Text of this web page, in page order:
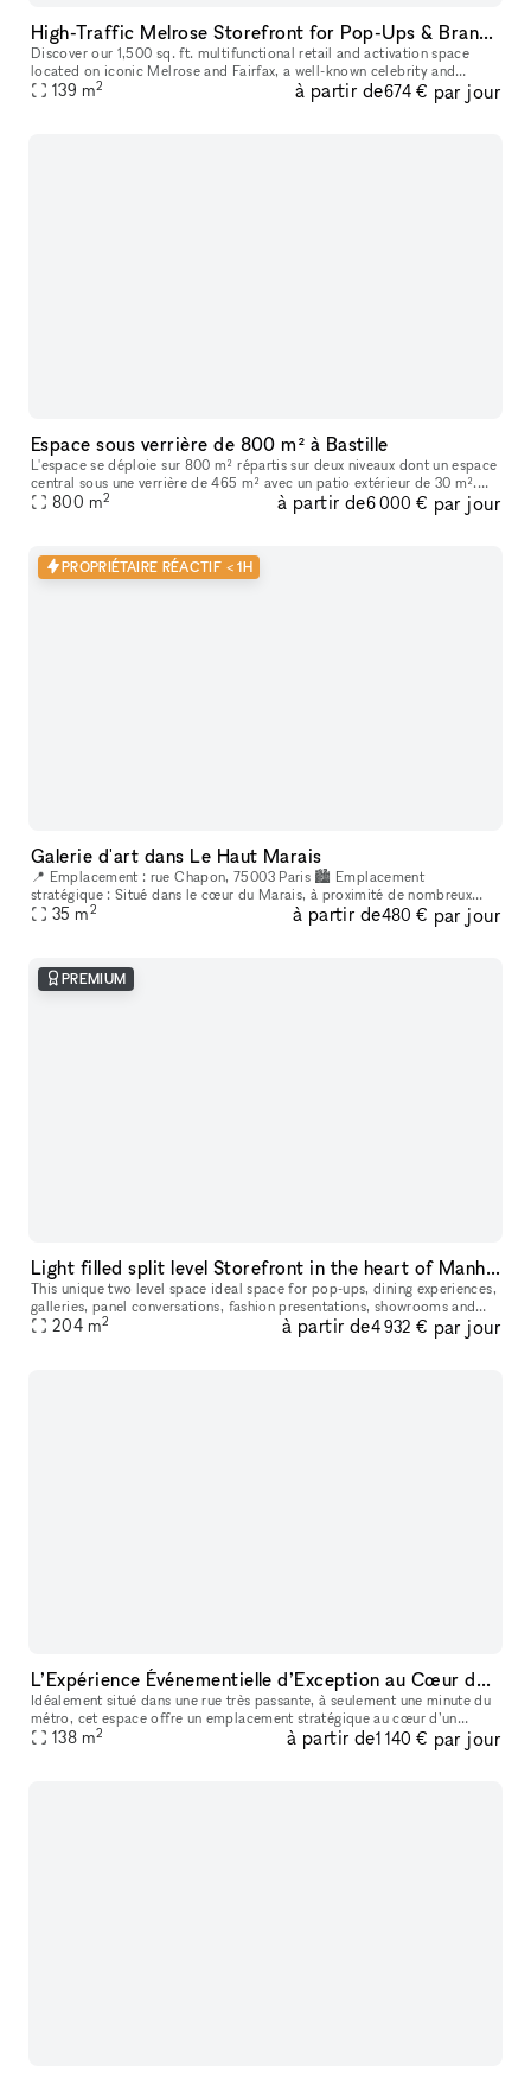
High-Traffic Melrose Storefront for Pop-Ups & Brand Activations
Discover our 1,500 sq. ft. multifunctional retail and activation space
located on iconic Melrose and Fairfax, a well-known celebrity and
cultural hotspot in Los Angeles. Surrounded by luxury brands
139 m2 à partir de674 € par jour
Espace sous verrière de 800 m² à Bastille
L'espace se déploie sur 800 m² répartis sur deux niveaux dont un espace
central sous une verrière de 465 m² avec un patio extérieur de 30 m².
Vous trouverez en pièce jointe une présentation détaillée
800 m2 à partir de6 000 € par jour
PROPRIÉTAIRE RÉACTIF < 1H
Galerie d'art dans Le Haut Marais
📍 Emplacement : rue Chapon, 75003 Paris 🏙 Emplacement
stratégique : Situé dans le cœur du Marais, à proximité de nombreux
lieux culturels et artistiques. Un espace créatif indépendant, situé au
35 m2 à partir de480 € par jour
PREMIUM
Light filled split level Storefront in the heart of Manhattan (with high ceilings and multiple rooms)
This unique two level space ideal space for pop-ups, dining experiences,
galleries, panel conversations, fashion presentations, showrooms and
more. With a total ceiling height of 26' the two story s
204 m2 à partir de4 932 € par jour
L’Expérience Événementielle d’Exception au Cœur de Bastille
Idéalement situé dans une rue très passante, à seulement une minute du
métro, cet espace offre un emplacement stratégique au cœur d’un
quartier dynamique et recherché. La boutique de 90 m² bénéficie
138 m2 à partir de1 140 € par jour